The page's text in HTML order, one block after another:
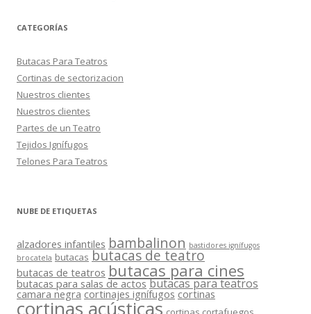
entradas
CATEGORÍAS
Butacas Para Teatros
Cortinas de sectorizacion
Nuestros clientes
Nuestros clientes
Partes de un Teatro
Tejidos Ignífugos
Telones Para Teatros
NUBE DE ETIQUETAS
alzadores infantiles bambalinon bastidores ignífugos
brocatela butacas butacas de teatro
butacas de teatros butacas para cines
butacas para salas de actos butacas para teatros
camara negra cortinajes ignífugos cortinas
cortinas acústicas